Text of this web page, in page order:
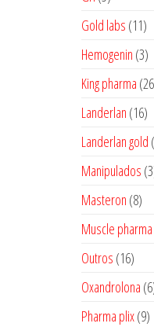
produtos
Gold labs 1111
Hemogenin 33
King pharma 26
Landerlan 1616
Landerlan gold
Manipulados 3
Masteron 88
Muscle pharma
Outros 1616
Oxandrolona 6
Pharma plix 99